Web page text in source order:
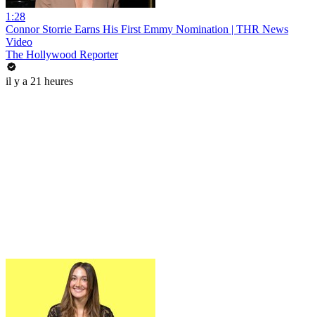
1:28
Connor Storrie Earns His First Emmy Nomination | THR News
Video
The Hollywood Reporter
il y a 21 heures